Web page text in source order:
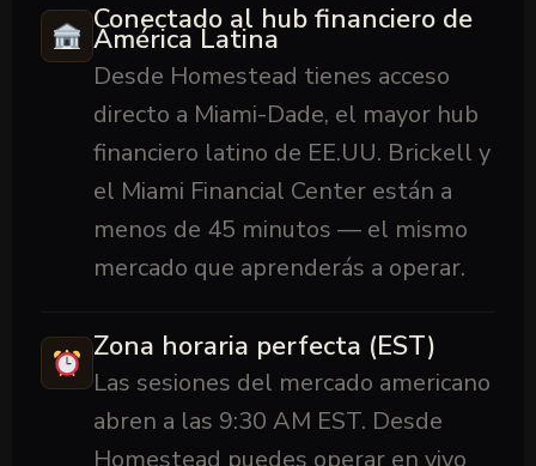
Conectado al hub financiero de
América Latina
Desde Homestead tienes acceso
directo a Miami-Dade, el mayor hub
financiero latino de EE.UU. Brickell y
el Miami Financial Center están a
menos de 45 minutos — el mismo
mercado que aprenderás a operar.
Zona horaria perfecta (EST)
Las sesiones del mercado americano
abren a las 9:30 AM EST. Desde
Homestead puedes operar en vivo